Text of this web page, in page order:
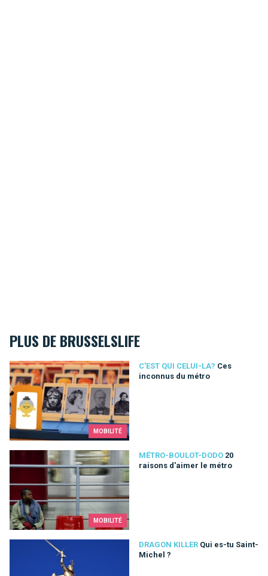
PLUS DE BRUSSELSLIFE
MOBILITÉ
C'EST QUI CELUI-LA? Ces
inconnus du métro
Ces inconnus du métro
MOBILITÉ
MÉTRO-BOULOT-DODO 20
raisons d'aimer le métro
20 raisons d'aimer le métro
DRAGON KILLER Qui es-tu Saint-
Michel ?
Qui es-tu Saint-Michel ?